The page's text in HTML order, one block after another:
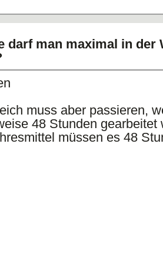
darf man maximal in der
muss aber passieren,
48 Stunden gearbeitet
müssen es 48